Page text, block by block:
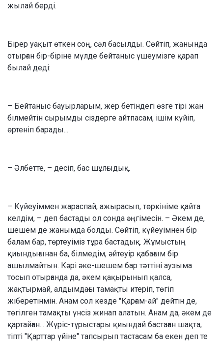
жылай берді.
Бірер уақыт өткен соң, сәл басылды. Сөйтіп, жанында
отырған бір-біріне мүлде бейтаныс үшеумізге қарап
былай деді:
– Бейтаныс бауырларым, жер бетіндегі өзге тірі жан
білмейтін сырымды сіздерге айтпасам, ішім күйіп,
өртеніп барады...
– Әлбетте, – десіп, бас шұлғыдық.
– Күйеуіммен жараспай, ажырасып, төркініме қайта
келдім, – деп бастады ол сонда әңгімесін. – Әкем де,
шешем де жанымда болды. Сөйтіп, күйеуімнен бір
балам бар, төртеуіміз тұра бастадық. Жұмыстың
қиындығынан ба, білмедім, әйтеуір қабағым бір
ашылмайтын. Кәрі әке-шешем бар тәттіні аузыма
тосып отырғанда да, әкем қақырынып қалса,
жақтырмай, алдымдағы тамақты итеріп, төгіп
жіберетінмін. Анам сол кезде "Қарғам-ай" дейтін де,
төгілген тамақты үнсіз жинап алатын. Анам да, әкем де
қартайған... Жүріс-тұрыстары қиындай бастаған шақта,
тіпті "Қарттар үйіне" тапсырып тастасам ба екен деп те